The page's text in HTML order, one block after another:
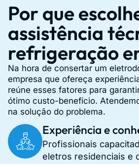
Por que
assistência
refrigeração
Na hora de consertar um
empresa que ofereça
reúne esses fatores para
ótimo custo-benefício.
na solução do problema.
Experiência e
Profissionais
eletros residenciais e